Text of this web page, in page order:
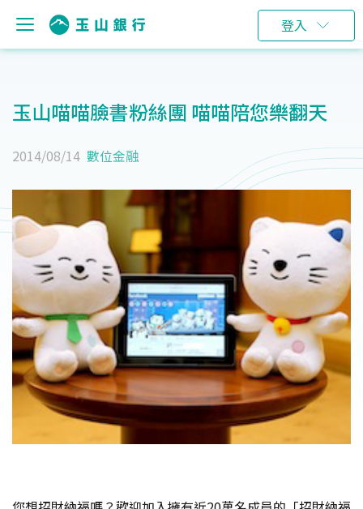
登入
玉山喵喵臉書粉絲團 喵喵陪您樂翻天
2014/08/14 數位金融